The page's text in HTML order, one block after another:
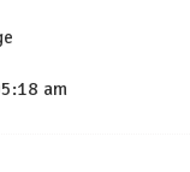
am